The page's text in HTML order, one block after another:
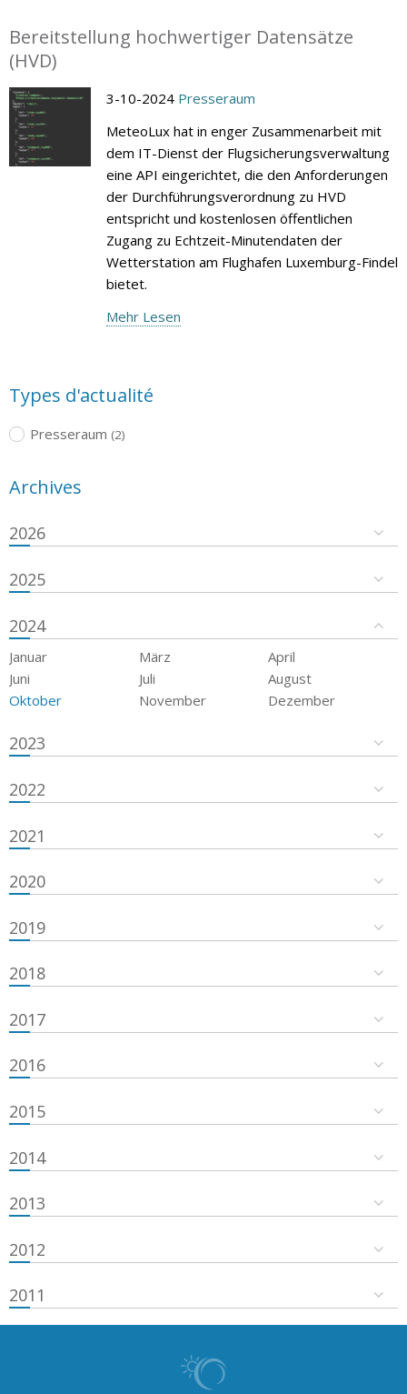
Bereitstellung hochwertiger Datensätze
(HVD)
3-10-2024 Presseraum
MeteoLux hat in enger Zusammenarbeit mit
dem IT-Dienst der Flugsicherungsverwaltung
eine API eingerichtet, die den Anforderungen
der Durchführungsverordnung zu HVD
entspricht und kostenlosen öffentlichen
Zugang zu Echtzeit-Minutendaten der
Wetterstation am Flughafen Luxemburg-Findel
bietet.
Mehr Lesen
Types d'actualité
Presseraum (2)
Archives
2026
2025
2024
Januar März
April
Juni
Juli
August
Oktober
November Dezember
2023
2022
2021
2020
2019
2018
2017
2016
2015
2014
2013
2012
2011